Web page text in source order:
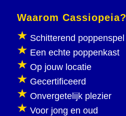
Waarom Cassiopeia?
Schitterend poppenspel
Een echte poppenkast
Op jouw locatie
Gecertificeerd
Onvergetelijk plezier
Voor jong en oud